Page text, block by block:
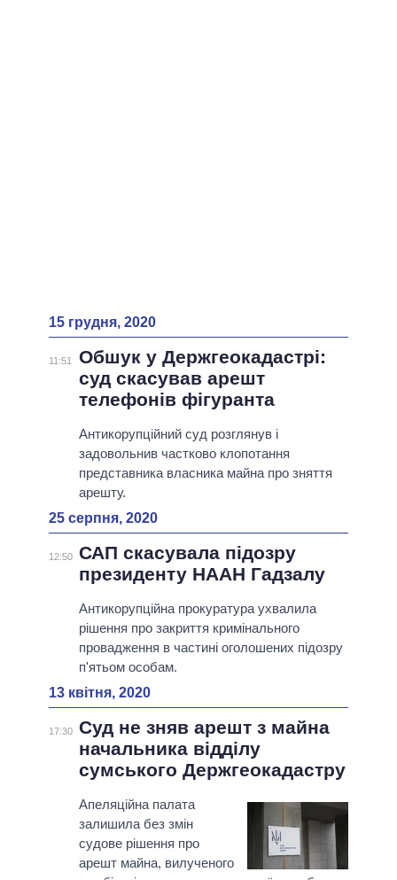
15 грудня, 2020
11:51
Обшук у Держгеокадастрі:
суд скасував арешт
телефонів фігуранта
Антикорупційний суд розглянув і
задовольнив частково клопотання
представника власника майна про зняття
арешту.
25 серпня, 2020
12:50 САП скасувала підозру
президенту НААН Гадзалу
Антикорупційна прокуратура ухвалила
рішення про закриття кримінального
провадження в частині оголошених підозру
п'ятьом особам.
13 квітня, 2020
17:30 Суд не зняв арешт з майна
начальника відділу
сумського Держгеокадастру
Апеляційна палата
залишила без змін
судове рішення про
арешт майна, вилученого